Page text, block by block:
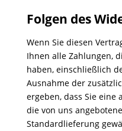
Folgen des
Wenn Sie diesen
Ihnen alle Zahlungen,
haben, einschließlich
Ausnahme der
ergeben, dass Sie eine
die von uns
Standardlieferung